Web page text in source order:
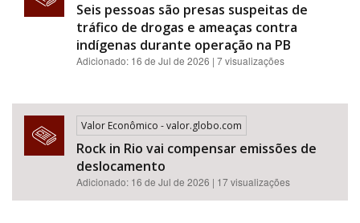
Seis pessoas são presas suspeitas de
tráfico de drogas e ameaças contra
indígenas durante operação na PB
Adicionado: 16 de Jul de 2026 | 7 visualizações
Valor Econômico - valor.globo.com
Rock in Rio vai compensar emissões de
deslocamento
Adicionado: 16 de Jul de 2026 | 17 visualizações